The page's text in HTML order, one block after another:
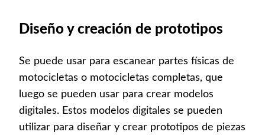
Diseño y creación de prototipos
Se puede usar para escanear partes físicas de
motocicletas o motocicletas completas, que
luego se pueden usar para crear modelos
digitales. Estos modelos digitales se pueden
utilizar para diseñar y crear prototipos de piezas